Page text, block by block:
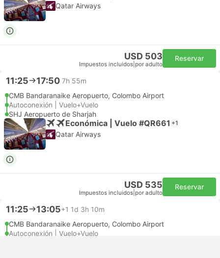
Qatar Airways
USD 503
Impuestos incluidos por adulto
Reservar
11:25 17:50 7h 55m
CMB Bandaranaike Aeropuerto, Colombo Airport
Autoconexión | Vuelo+Vuelo
SHJ Aeropuerto de Sharjah
Económica | Vuelo #QR661 +1
Qatar Airways
USD 535
Impuestos incluidos por adulto
Reservar
11:25 13:05+1 1d 3h 10m
CMB Bandaranaike Aeropuerto, Colombo Airport
Autoconexión | Vuelo+Vuelo